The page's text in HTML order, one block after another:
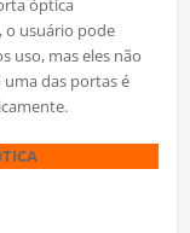
óptica
o usuário pode
uso, mas eles não
das portas é